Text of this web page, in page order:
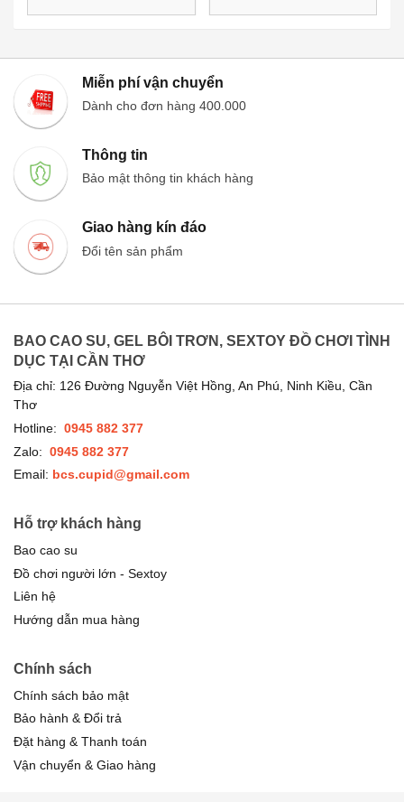
Miễn phí vận chuyển
Dành cho đơn hàng 400.000
Thông tin
Bảo mật thông tin khách hàng
Giao hàng kín đáo
Đổi tên sản phẩm
BAO CAO SU, GEL BÔI TRƠN, SEXTOY ĐỒ CHƠI TÌNH
DỤC TẠI CẦN THƠ
Địa chỉ: 126 Đường Nguyễn Việt Hồng, An Phú, Ninh Kiều, Cần
Thơ
Hotline: 0945 882 377
Zalo: 0945 882 377
Email: bcs.cupid@gmail.com
Hỗ trợ khách hàng
Bao cao su
Đồ chơi người lớn - Sextoy
Liên hệ
Hướng dẫn mua hàng
Chính sách
Chính sách bảo mật
Bảo hành & Đổi trả
Đặt hàng & Thanh toán
Vận chuyển & Giao hàng